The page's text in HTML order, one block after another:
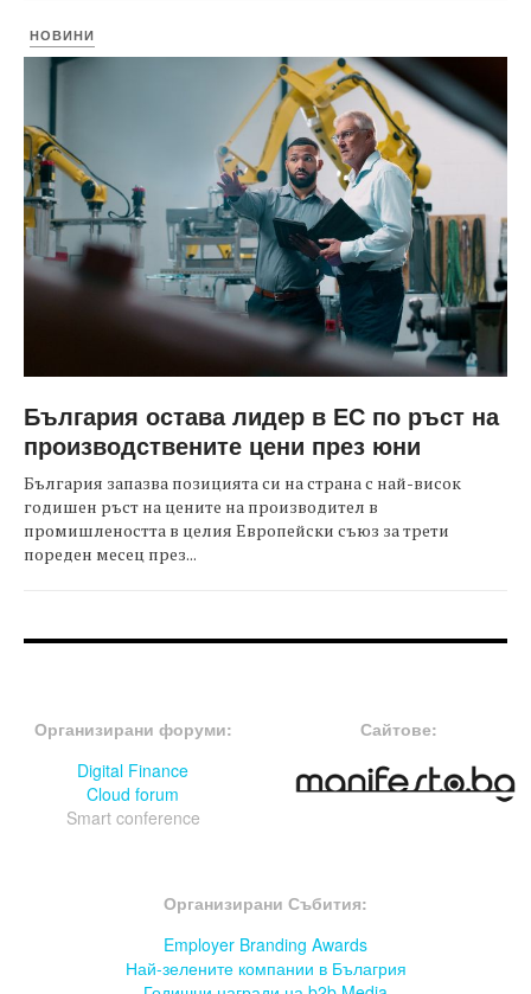
НОВИНИ
България остава лидер в ЕС по ръст на
производствените цени през юни
България запазва позицията си на страна с най-висок
годишен ръст на цените на производител в
промишлеността в целия Европейски съюз за трети
пореден месец през...
Организирани форуми:
Digital Finance
Cloud forum
Smart conference
Сайтове:
Организирани Събития:
Employer Branding Awards
Най-зелените компании в Бълагрия